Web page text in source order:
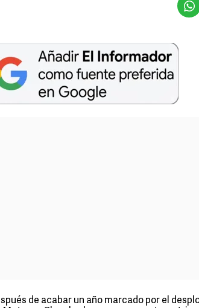
de acabar un año marcado por el